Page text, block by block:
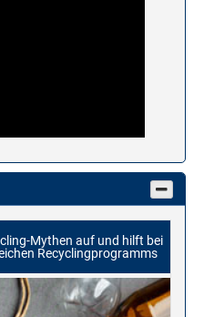
Mythen auf und hilft bei
Recyclingprogramms